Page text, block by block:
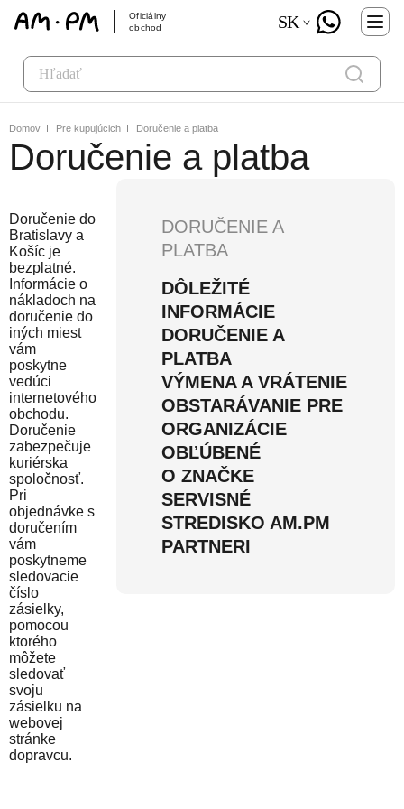
Oficiálny
obchod
SK
Domov Pre kupujúcich Doručenie a platba
Doručenie a platba
DORUČENIE A
PLATBA
DÔLEŽITÉ
INFORMÁCIE
DORUČENIE A
PLATBA
VÝMENA A VRÁTENIE
OBSTARÁVANIE PRE
ORGANIZÁCIE
OBĽÚBENÉ
O ZNAČKE
SERVISNÉ
STREDISKO AM.PM
PARTNERI
Doručenie do
Bratislavy a
Košíc je
bezplatné.
Informácie o
nákladoch na
doručenie do
iných miest
vám
poskytne
vedúci
internetového
obchodu.
Doručenie
zabezpečuje
kuriérska
spoločnosť.
Pri
objednávke s
doručením
vám
poskytneme
sledovacie
číslo
zásielky,
pomocou
ktorého
môžete
sledovať
svoju
zásielku na
webovej
stránke
dopravcu.